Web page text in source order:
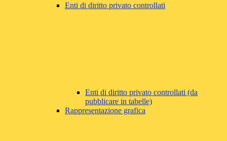
Enti di diritto privato controllati
Enti di diritto privato controllati (da
pubblicare in tabelle)
Rappresentazione grafica